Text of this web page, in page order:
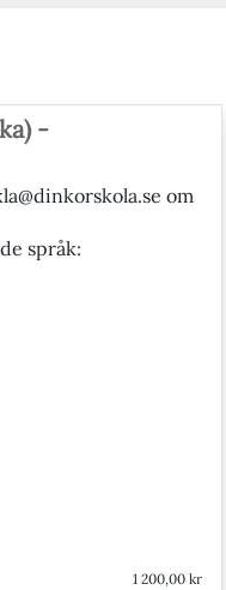
-
om
språk:
1 200,00 kr